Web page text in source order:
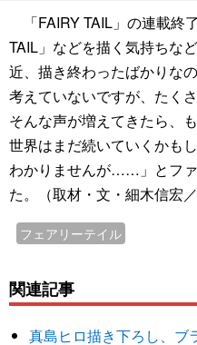
「FAIRY TAIL」の連載終
TAIL」などを描く気持ちな
近、描き終わったばかりな
考えていないですが、たく
そんな声が増えてきたら、
世界はまだ続いていくかも
わかりませんが……」とフ
た。（取材・文・細木信宏
フェアリーテイル
関連記事
真島ヒロ描き下ろし、ブ